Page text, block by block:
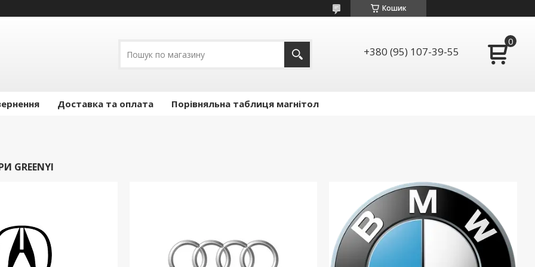
Кошик
+380 (95) 107-39-55
Доставка та оплата Порівняльна таблиця магнітол
GREENYI